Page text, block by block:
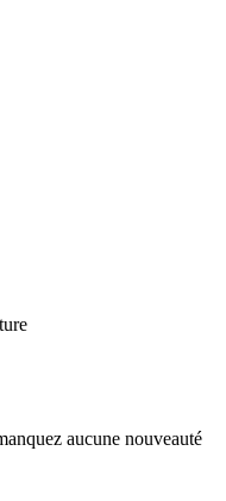
aucune nouveauté